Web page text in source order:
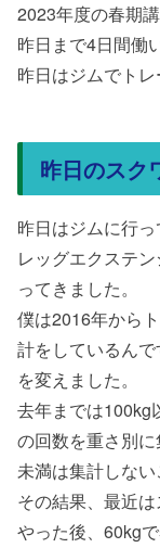
2023年度の春期講
昨日まで4日間働
昨日はジムでト
昨日のスク
昨日はジムに行っ
レッグエクステ
ってきました。
僕は2016年から
計をしているん
を変えました。
去年までは100kg
の回数を重さ別
未満は集計しない
その結果、最近
やった後、60kg